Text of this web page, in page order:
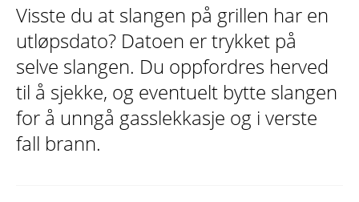
Visste du at slangen på grillen har en
utløpsdato? Datoen er trykket på
selve slangen. Du oppfordres herved
til å sjekke, og eventuelt bytte slangen
for å unngå gasslekkasje og i verste
fall brann.